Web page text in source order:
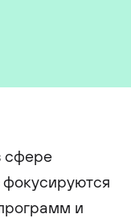
сфере
фокусируются
и